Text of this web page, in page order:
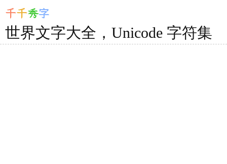
千千秀字
世界文字大全，Unicode 字符集